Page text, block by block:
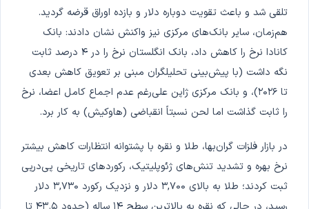
تلقی شد و باعث تقویت دوباره دلار و بازده اوراق قرضه گردید.
هم‌زمان، سایر بانک‌های مرکزی نیز واکنش نشان دادند: بانک
کانادا نرخ را کاهش داد، بانک انگلستان نرخ را در ۴ درصد ثابت
نگه داشت (با پیش‌بینی تحلیلگران مبنی بر تعویق کاهش بعدی
تا ۲۰۲۶)، و بانک مرکزی ژاپن على‌رغم عدم اجماع کامل اعضا، نرخ
را ثابت گذاشت اما لحن نسبتاً انقباضی (هاوکیش) به کار برد.
در بازار فلزات گران‌بها، طلا و نقره با پشتوانه انتظارات کاهش بیشتر
نرخ بهره و تشدید تنش‌های ژئوپلیتیک، رکوردهای تاریخی پی‌درپی
ثبت کردند؛ طلا به بالای ۳,۷۰۰ دلار و نزدیک رکورد ۳,۷۳۰ دلار